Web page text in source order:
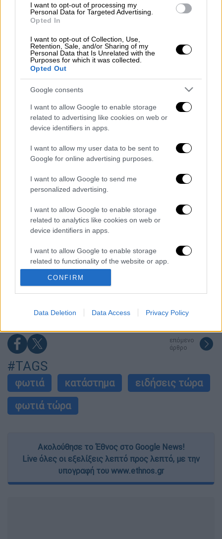
I want to opt-out of processing my
Personal Data for Targeted Advertising.
Opted In
I want to opt-out of Collection, Use,
Retention, Sale, and/or Sharing of my
Personal Data that Is Unrelated with the
Purposes for which it was collected.
Opted Out
Google consents
I want to allow Google to enable storage
related to advertising like cookies on web or
device identifiers in apps.
I want to allow my user data to be sent to
Google for online advertising purposes.
I want to allow Google to send me
personalized advertising.
I want to allow Google to enable storage
related to analytics like cookies on web or
device identifiers in apps.
I want to allow Google to enable storage
related to functionality of the website or app.
I want to allow Google to enable storage
related to personalization.
I want to allow Google to enable storage
functionality and fraud prevention, and other
user protection.
CONFIRM
Data Deletion Data Access Privacy Policy
Η «ακτινογραφία» της καταστροφής από
εκτάσεις που κάηκαν και η επόμενη μέρα
του δάσους
που έκρυβε ο γιος του στον καταψύκτη -
«Τον αγαπούσε παθολογικά»
σχολεία λιγότερα τη νέα σχολική χρονιά
στα Δωδεκάνησα
Έπαιξε μουσική σε λιοντάρια και αυτά
«ημέρεψαν» - Το viral βίντεο με την
επόμενο
άρθρο
#TAGS
φωτιά κατάστημα
ειδήσεις τώρα
φωτιά τώρα
Ακολούθησε το Έθνος στο Google News!
Live όλες οι εξελίξεις λεπτό προς λεπτό, με την
υπογραφή του www.ethnos.gr